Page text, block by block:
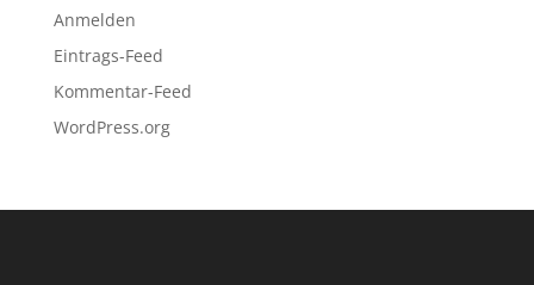
Anmelden
Eintrags-Feed
Kommentar-Feed
WordPress.org